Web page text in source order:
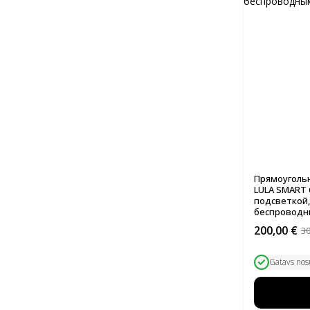
LULA
300,00 €.
200,00 €
Текущая
200,00 €.
Gatavs